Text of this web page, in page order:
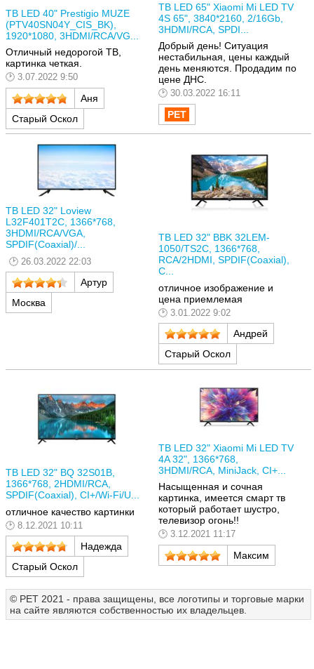
ТВ LED 40" Prestigio MUZE
(PTV40SN04Y_CIS_BK),
1920*1080, 3HDMI/RCA/VG...
Отличный недорогой ТВ,
картинка четкая.
3.07.2022 9:50
Аня
Старый Оскол
ТВ LED 65" Xiaomi Mi LED TV
4S 65", 3840*2160, 2/16Gb,
3HDMI/RCA, SPDI...
Добрый день! Ситуация
нестабильная, цены каждый
день меняются. Продадим по
цене ДНС.
30.03.2022 16:11
ТВ LED 32" Loview
L32F401T2C, 1366*768,
3HDMI/RCA/VGA,
SPDIF(Coaxial)/...
26.03.2022 22:03
Артур
Москва
ТВ LED 32" BBK 32LEM-
1050/TS2C, 1366*768,
RCA/2HDMI, SPDIF(Coaxial),
C...
отличное изображение и
цена приемлемая
3.01.2022 9:02
Андрей
Старый Оскол
ТВ LED 32" BQ 32S01B,
1366*768, 2HDMI/RCA,
SPDIF(Coaxial), CI+/Wi-Fi/U...
отличное качество картинки
8.12.2021 10:11
Надежда
Старый Оскол
ТВ LED 32" Xiaomi Mi LED TV
4A 32", 1366*768,
3HDMI/RCA, MiniJack, CI+...
Насыщенная и сочная
картинка, имеется смарт тв
который работает шустро,
телевизор огонь!!
3.12.2021 11:17
Максим
© РЕТ 2021 - права защищены, все логотипы и торговые марки
на сайте являются собственностью их владельцев.